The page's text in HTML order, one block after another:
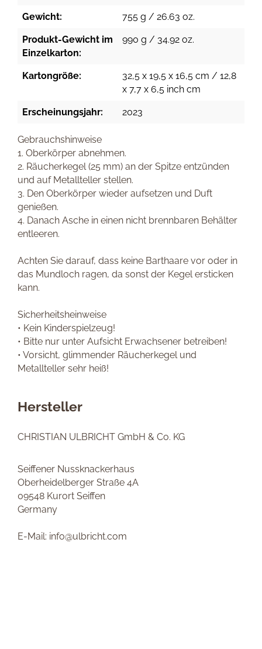
Gewicht: 755 g / 26.63 oz.
Produkt-Gewicht im
Einzelkarton:
990 g / 34.92 oz.
Kartongröße:
32,5 x 19,5 x 16,5 cm / 12,8
x 7,7 x 6,5 inch cm
Erscheinungsjahr: 2023
Gebrauchshinweise
1. Oberkörper abnehmen.
2. Räucherkegel (25 mm) an der Spitze entzünden
und auf Metallteller stellen.
3. Den Oberkörper wieder aufsetzen und Duft
genießen.
4. Danach Asche in einen nicht brennbaren Behälter
entleeren.
Achten Sie darauf, dass keine Barthaare vor oder in
das Mundloch ragen, da sonst der Kegel ersticken
kann.
Sicherheitsheinweise
• Kein Kinderspielzeug!
• Bitte nur unter Aufsicht Erwachsener betreiben!
• Vorsicht, glimmender Räucherkegel und
Metallteller sehr heiß!
Hersteller
CHRISTIAN ULBRICHT GmbH & Co. KG
Seiffener Nussknackerhaus
Oberheidelberger Straße 4A
09548 Kurort Seiffen
Germany
E-Mail: info@ulbricht.com